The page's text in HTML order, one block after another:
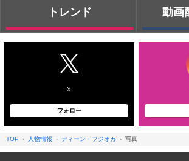
トレンド 動画
X
フォロー
TOP 人物情報 ディーン・フジオカ 写真